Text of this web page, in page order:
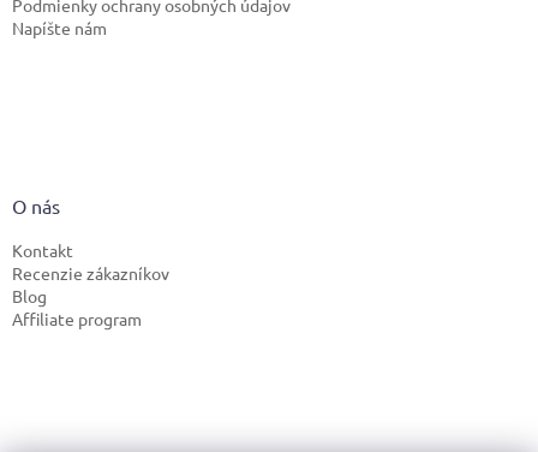
Podmienky ochrany osobných údajov
Napíšte nám
O nás
Kontakt
Recenzie zákazníkov
Blog
Affiliate program